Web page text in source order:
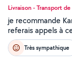
Livraison - Transport
je recommande
referais appels à
Très sympathique